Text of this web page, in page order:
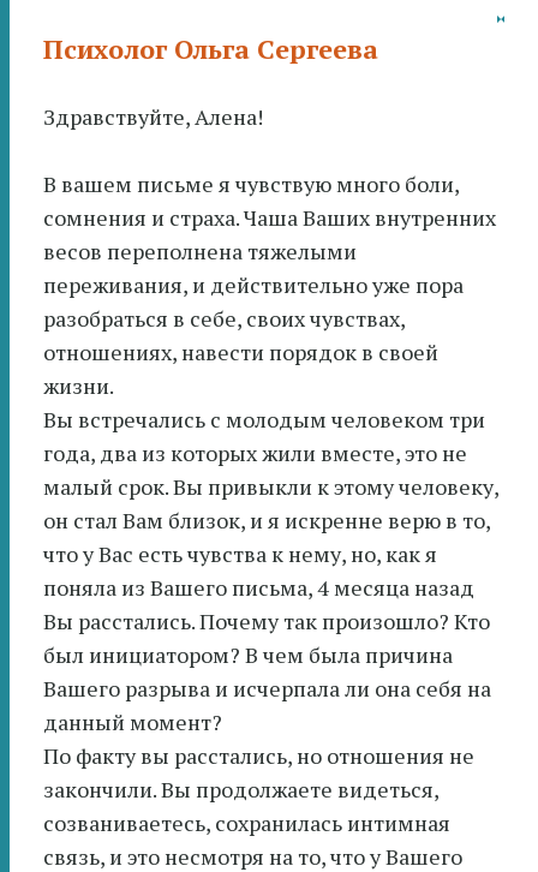
Психолог Ольга Сергеева
Здравствуйте, Алена!
В вашем письме я чувствую много боли,
сомнения и страха. Чаша Ваших внутренних
весов переполнена тяжелыми
переживания, и действительно уже пора
разобраться в себе, своих чувствах,
отношениях, навести порядок в своей
жизни.
Вы встречались с молодым человеком три
года, два из которых жили вместе, это не
малый срок. Вы привыкли к этому человеку,
он стал Вам близок, и я искренне верю в то,
что у Вас есть чувства к нему, но, как я
поняла из Вашего письма, 4 месяца назад
Вы расстались. Почему так произошло? Кто
был инициатором? В чем была причина
Вашего разрыва и исчерпала ли она себя на
данный момент?
По факту вы расстались, но отношения не
закончили. Вы продолжаете видеться,
созваниваетесь, сохранилась интимная
связь, и это несмотря на то, что у Вашего